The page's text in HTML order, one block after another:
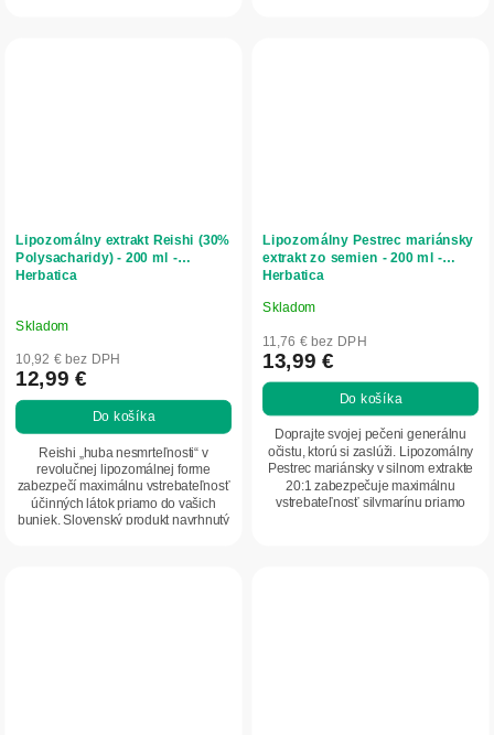
Lipozomálny extrakt Reishi (30%
Polysacharidy) - 200 ml -
Herbatica
Skladom
10,92 € bez DPH
12,99 €
Do košíka
Reishi „huba nesmrteľnosti“ v
revolučnej lipozomálnej forme
zabezpečí maximálnu vstrebateľnosť
účinných látok priamo do vašich
buniek. Slovenský produkt navrhnutý
Lipozomálny Pestrec mariánsky
extrakt zo semien - 200 ml -
Herbatica
Priemerné
hodnotenie
produktu
je
5,0
5
hviezdičiek.
Skladom
11,76 € bez DPH
13,99 €
Do košíka
Doprajte svojej pečeni generálnu
očistu, ktorú si zaslúži. Lipozomálny
Pestrec mariánsky v silnom extrakte
20:1 zabezpečuje maximálnu
vstrebateľnosť silymarínu priamo